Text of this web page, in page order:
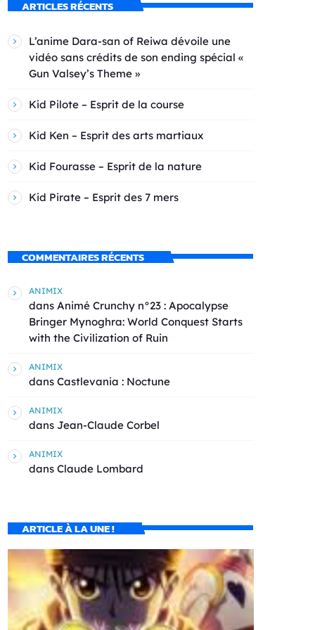
ARTICLES RÉCENTS
L’anime Dara-san of Reiwa dévoile une
vidéo sans crédits de son ending spécial «
Gun Valsey’s Theme »
Kid Pilote – Esprit de la course
Kid Ken – Esprit des arts martiaux
Kid Fourasse – Esprit de la nature
Kid Pirate – Esprit des 7 mers
COMMENTAIRES RÉCENTS
ANIMIX
dans Animé Crunchy n°23 : Apocalypse
Bringer Mynoghra: World Conquest Starts
with the Civilization of Ruin
ANIMIX
dans Castlevania : Noctune
ANIMIX
dans Jean-Claude Corbel
ANIMIX
dans Claude Lombard
ARTICLE À LA UNE !